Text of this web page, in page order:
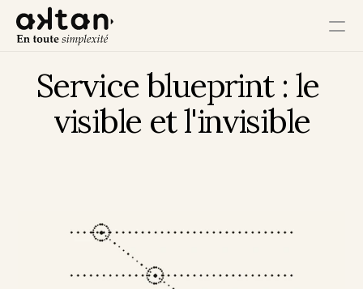
Formation
Impact Client
Impact Collaborateur
Impact Écosystème
Impact Croissance
Service blueprint : le
visible et l'invisible